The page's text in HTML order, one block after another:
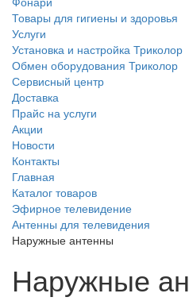
Товары для гигиены и здоровья
Услуги
Установка и настройка Триколор
Обмен оборудования Триколор
Сервисный центр
Доставка
Прайс на услуги
Акции
Новости
Контакты
Главная
Каталог товаров
Эфирное телевидение
Антенны для телевидения
Наружные антенны
Наружные